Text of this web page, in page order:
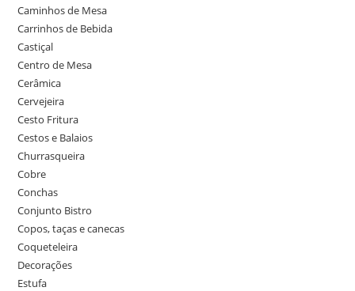
Caminhos de Mesa
Carrinhos de Bebida
Castiçal
Centro de Mesa
Cerâmica
Cervejeira
Cesto Fritura
Cestos e Balaios
Churrasqueira
Cobre
Conchas
Conjunto Bistro
Copos, taças e canecas
Coqueteleira
Decorações
Estufa